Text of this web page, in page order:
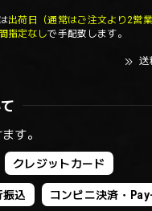
出荷日（通常はご注文より2営
指定なしで手配致します。
送
す。
クレジットカード
振込 コンビニ決済・